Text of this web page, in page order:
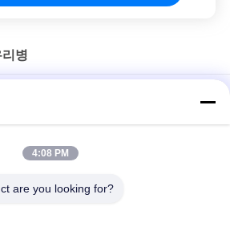
병
Glass Bottles For peptide powder
주입용 액체 기름용 작은 유리 병
위한 뚜?? 과 막대기를 가진 선명한 갈색
4:08 PM
are you looking for?